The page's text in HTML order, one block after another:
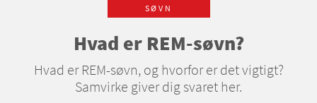
SØVN
Hvad er REM-søvn?
Hvad er REM-søvn, og hvorfor er det vigtigt?
Samvirke giver dig svaret her.